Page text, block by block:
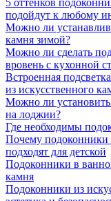
подойдут к любому
Можно ли
камня зимой?
Можно ли сделать
вровень с кухонной
Встроенная
из искусственного
Можно ли установить
на лоджии?
Где необходимы
Почему подоконники
подходят для детской
Подоконники в
камня
Подоконники из